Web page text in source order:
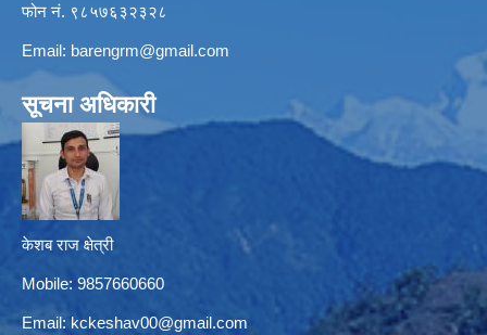
फोन नं. ९८५७६३२३२८
Email: barengrm@gmail.com
सूचना अधिकारी
केशब राज क्षेत्री
Mobile: 9857660660
Email: kckeshav00@gmail.com